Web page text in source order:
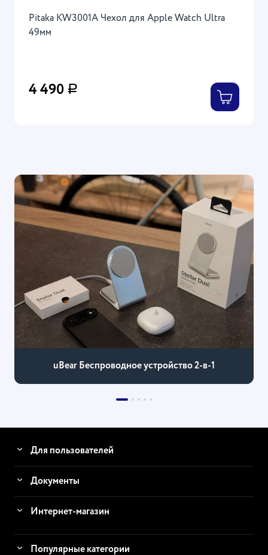
Рitaka KW3001A Чехол для Apple Watch Ultra
49мм
4 490 Р
uBear Беспроводное устройство 2-в-1
Для пользователей
Документы
Интернет-магазин
Популярные категории